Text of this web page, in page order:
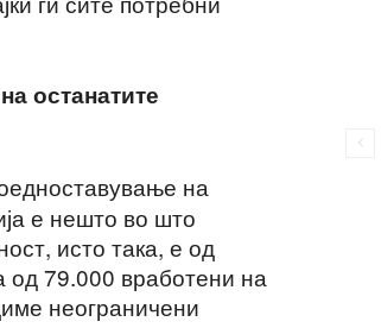
останатите
на
е нешто во што
исто така, е од
од 79.000 вработени на
неограничени